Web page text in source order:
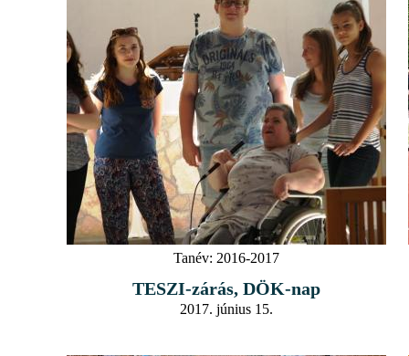
Tanév: 2016-2017
TESZI-zárás, DÖK-nap
2017. június 15.